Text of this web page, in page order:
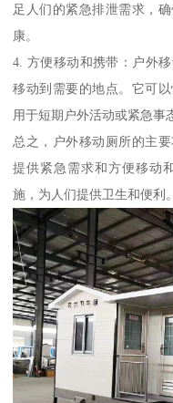
足人们的紧急排泄需求，
康。
4. 方便移动和携带：户外
移动到需要的地点。它可
用于短期户外活动或紧急事
总之，户外移动厕所的主
提供紧急需求和方便移动
施，为人们提供卫生和便利。